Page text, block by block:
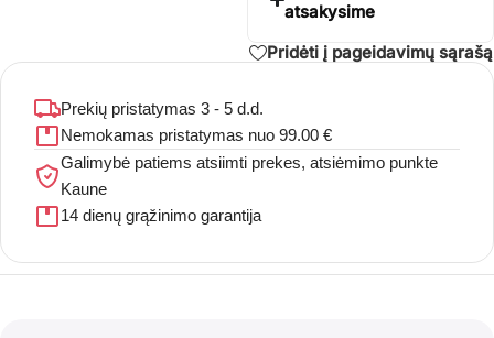
atsakysime
Pridėti į pageidavimų sąrašą
Prekių pristatymas 3 - 5 d.d.
Nemokamas pristatymas nuo 99.00 €
Galimybė patiems atsiimti prekes, atsiėmimo punkte
Kaune
14 dienų grąžinimo garantija